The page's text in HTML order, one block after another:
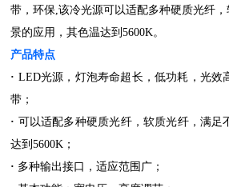
带，环保,该冷光源可以适配多种硬质光纤
景的应用，其色温达到5600K。
产品特点
· LED光源，灯泡寿命超长，低功耗，光效
带；
· 可以适配多种硬质光纤，软质光纤，满足
达到5600K；
· 多种输出接口，适应范围广；